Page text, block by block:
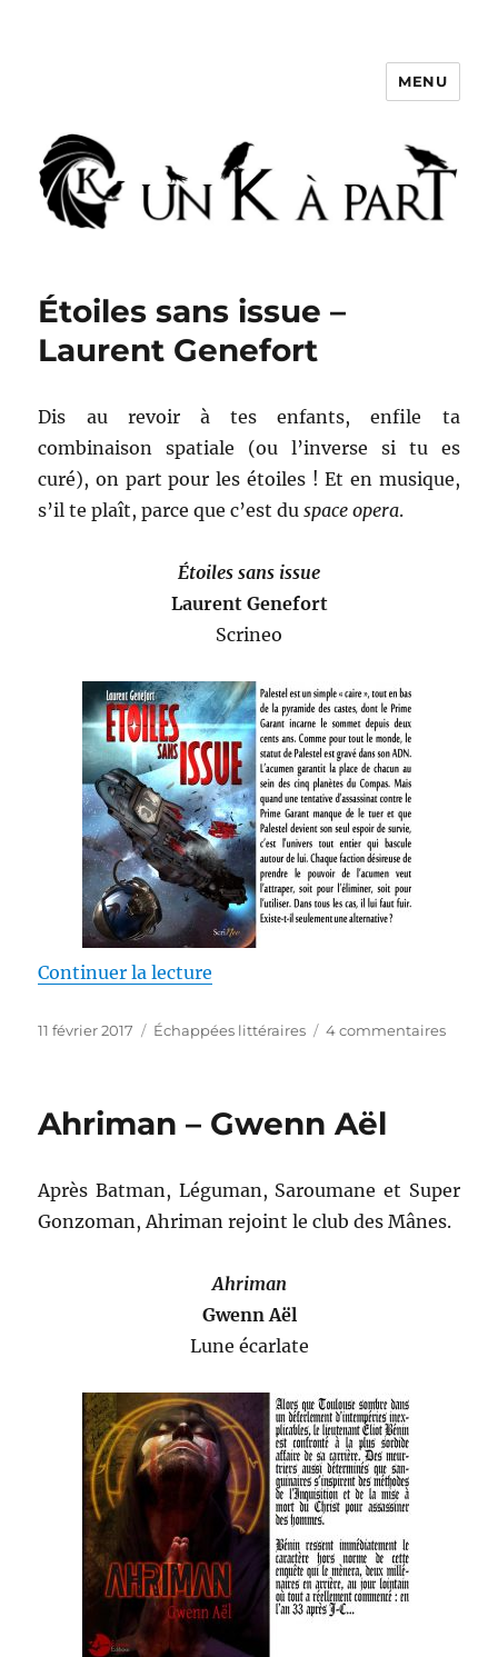
MENU
Étoiles sans issue –
Laurent Genefort
Dis au revoir à tes enfants, enfile ta
combinaison spatiale (ou l’inverse si tu es
curé), on part pour les étoiles ! Et en musique,
s’il te plaît, parce que c’est duspace opera.
Étoiles sans issue
Laurent Genefort
Scrineo
Continuer la lecture
Publié
11 février 2017 Catégories
Échappées littéraires 4 commentairessur
Ahriman – Gwenn Aël
Après Batman, Léguman, Saroumane et Super
Gonzoman, Ahriman rejoint le club des Mânes.
Ahriman
Gwenn Aël
Lune écarlate